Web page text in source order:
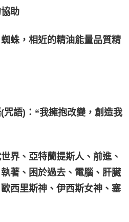
助
蛛，相近的精油能量品質精
語)：“我擁抱改變，創造我
界、亞特蘭提斯人、前進、
著、困於過去、電腦、肝臟
西里斯神、伊西斯女神、塞